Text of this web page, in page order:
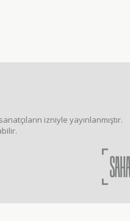
izniyle yayınlanmıştır.